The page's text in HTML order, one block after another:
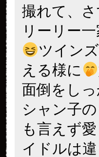
撮れて、
リーリー
ツイン
える様に
面倒をし
シャン子
も言えず
イドルは